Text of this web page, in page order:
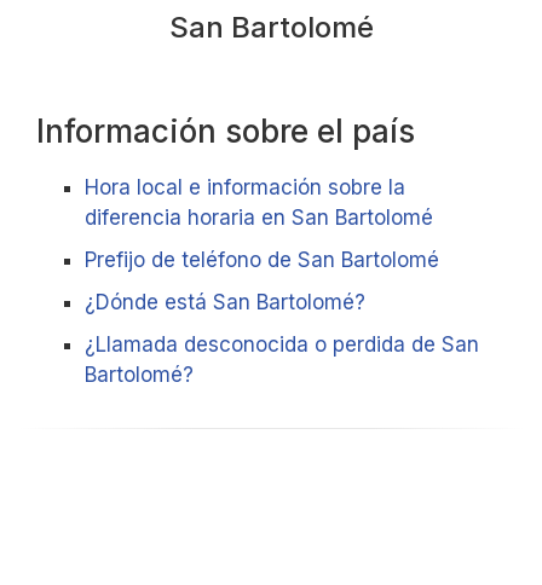
San Bartolomé
Información sobre el país
Hora local e información sobre la
diferencia horaria en San Bartolomé
Prefijo de teléfono de San Bartolomé
¿Dónde está San Bartolomé?
¿Llamada desconocida o perdida de San
Bartolomé?